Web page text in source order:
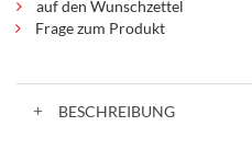
auf den Wunschzettel
Frage zum Produkt
BESCHREIBUNG